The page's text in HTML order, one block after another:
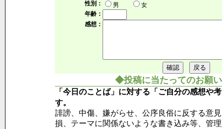
性別：
男
女
年齢：
感想：
◆投稿に当たってのお願
「今日のことば」に対する「ご自分の感想や
す。
誹謗、中傷、嫌がらせ、公序良俗に反する意
損、テーマに関係ないような書き込み等、管